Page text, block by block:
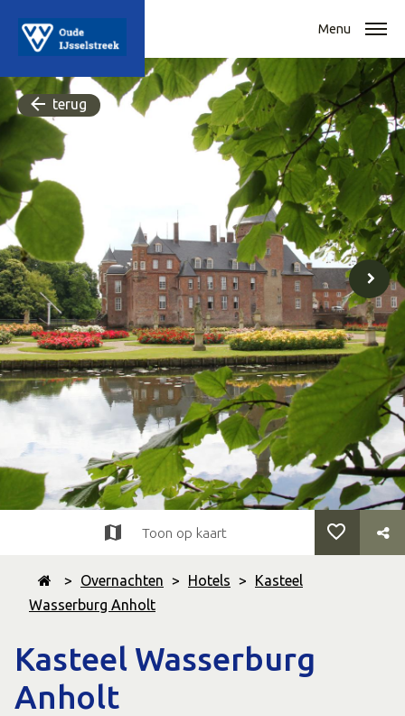
Menu
terug
> Overnachten > Hotels >
Kasteel
Wasserburg Anholt
Kasteel Wasserburg
Anholt
Toon op kaart